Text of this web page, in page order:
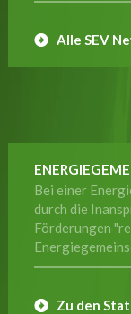
Alle SEV
Bei einer
durch die
Förderungen
Zu den